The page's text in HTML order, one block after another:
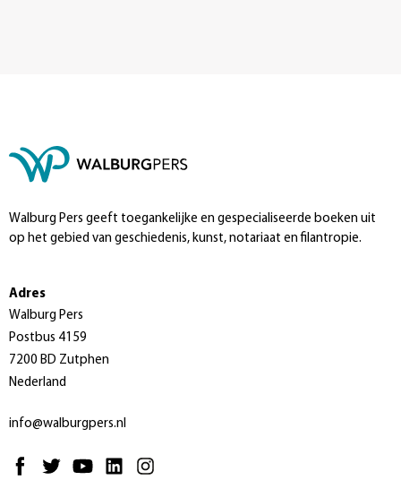
Walburg Pers geeft toegankelijke en gespecialiseerde boeken uit
op het gebied van geschiedenis, kunst, notariaat en filantropie.
Adres
Walburg Pers
Postbus 4159
7200 BD Zutphen
Nederland
info@walburgpers.nl